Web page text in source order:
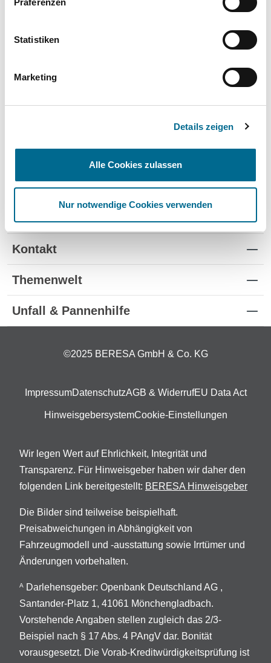
Präferenzen
Statistiken
Marketing
Details zeigen
Alle Cookies zulassen
Nur notwendige Cookies verwenden
Schnelle Verfügbarkeit
Flexible Laufzeiten ✔ - -
- -
Standorte
Kontakt
Themenwelt
Unfall & Pannenhilfe
©2025 BERESA GmbH & Co. KG
ImpressumDatenschutzAGB & WiderrufEU Data Act
HinweisgebersystemCookie-Einstellungen
Wir legen Wert auf Ehrlichkeit, Integrität und
Transparenz. Für Hinweisgeber haben wir daher den
folgenden Link bereitgestellt: BERESA Hinweisgeber
Die Bilder sind teilweise beispielhaft.
Preisabweichungen in Abhängigkeit von
Fahrzeugmodell und -ausstattung sowie Irrtümer und
Änderungen vorbehalten.
A
Darlehensgeber: Openbank Deutschland AG ,
Santander-Platz 1, 41061 Mönchengladbach.
Vorstehende Angaben stellen zugleich das 2/3-
Beispiel nach § 17 Abs. 4 PAngV dar. Bonität
vorausgesetzt. Die Vorab-Kreditwürdigkeitsprüfung ist